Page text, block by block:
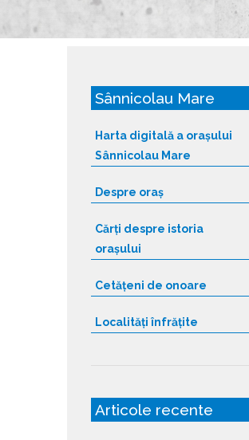
Sânnicolau Mare
Harta digitală a orașului
Sânnicolau Mare
Despre oraș
Cărți despre istoria
orașului
Cetățeni de onoare
Localități înfrățite
Articole recente